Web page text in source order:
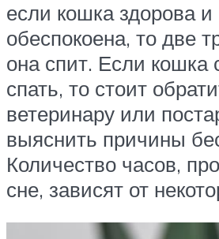
если кошка здорова
обеспокоена, то две
она спит. Если кошка
спать, то стоит
ветеринару или
выяснить причины
Количество часов,
сне, зависят от